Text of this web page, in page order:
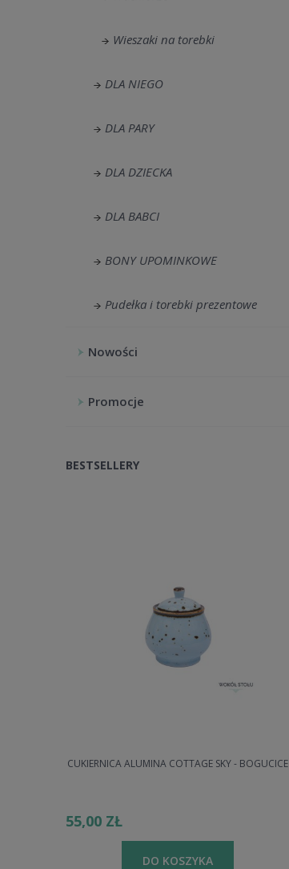
Wieszaki na torebki
DLA NIEGO
DLA PARY
DLA DZIECKA
DLA BABCI
BONY UPOMINKOWE
Pudełka i torebki prezentowe
Nowości
Promocje
BESTSELLERY
CUKIERNICA ALUMINA COTTAGE SKY - BOGUCICE
55,00 ZŁ
DO KOSZYKA